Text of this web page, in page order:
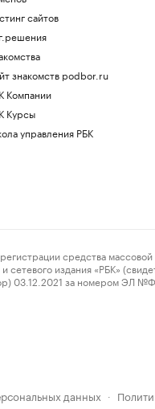
сайтов
знакомств podbor.ru
Компании
Курсы
управления РБК
средства
издания «РБК»
03.12.2021 за номером ЭЛ
данных ·